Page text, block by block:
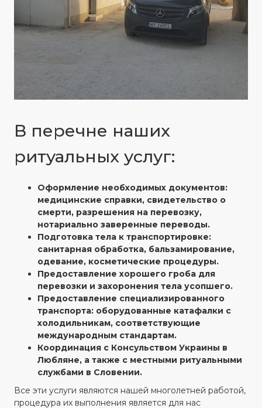
В перечне наших
ритуальных услуг:
Оформление необходимых документов:
медицинские справки, свидетельство о
смерти, разрешения на перевозку,
нотариально заверенные переводы.
Подготовка тела к транспортировке:
санитарная обработка, бальзамирование,
одевание, косметические процедуры.
Предоставление хорошего гроба для
перевозки и захоронения тела усопшего.
Предоставление специализированного
транспорта: оборудованные катафалки с
холодильникам, соответствующие
международным стандартам.
Координация с Консульством Украины в
Любляне, а также с местными ритуальными
службами в Словении.
Все эти услуги являются нашей многолетней работой,
процедура их выполнения является для нас